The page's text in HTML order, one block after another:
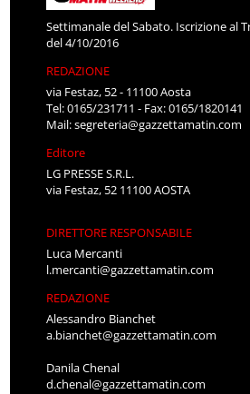
Settimanale del Sabato. Iscrizione al
del 4/10/2016
REDAZIONE
via Festaz, 52 - 11100 Aosta
Tel: 0165/231711 - Fax: 0165/1820141
Mail:segreteria@gazzettamatin.com
Editore
LG PRESSE S.R.L.
via Festaz, 52 11100 AOSTA
DIRETTORE RESPONSABILE
Luca Mercanti
l.mercanti@gazzettamatin.com
REDAZIONE
Alessandro Bianchet
a.bianchet@gazzettamatin.com
Danila Chenal
d.chenal@gazzettamatin.com